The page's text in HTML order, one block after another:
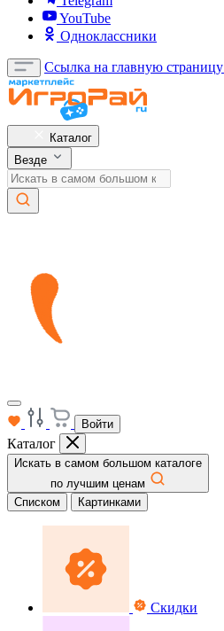
YouTube
Одноклассники
Ссылка на главную страницу
Каталог
Везде
Войти
Каталог
Искать в самом большом каталоге
по лучшим ценам
Списком
Картинками
Скидки